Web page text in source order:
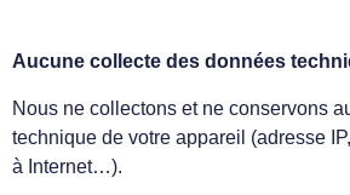
Aucune collecte des données
Nous ne collectons et ne conservons
technique de votre appareil (adresse
à Internet…).